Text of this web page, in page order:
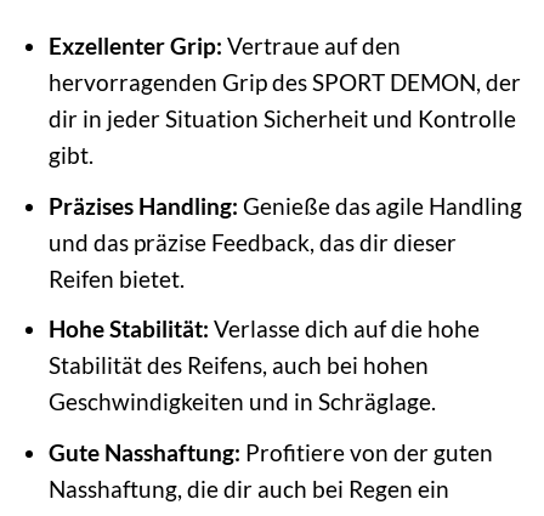
Exzellenter Grip: Vertraue auf den
hervorragenden Grip des SPORT DEMON, der
dir in jeder Situation Sicherheit und Kontrolle
gibt.
Präzises Handling: Genieße das agile Handling
und das präzise Feedback, das dir dieser
Reifen bietet.
Hohe Stabilität: Verlasse dich auf die hohe
Stabilität des Reifens, auch bei hohen
Geschwindigkeiten und in Schräglage.
Gute Nasshaftung: Profitiere von der guten
Nasshaftung, die dir auch bei Regen ein